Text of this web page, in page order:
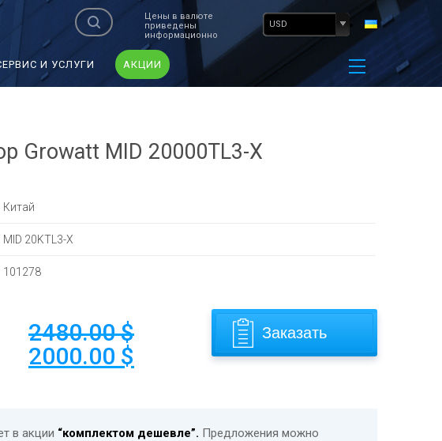
Цены в валюте
приведены
информационно
USD
И УСЛУГИ АКЦИИ
Growatt MID 20000TL3-X
Китай
MID 20KTL3-X
101278
2480.00$
2000.00 $
Заказать
в акции “комплектом дешевле”. Предложения можно